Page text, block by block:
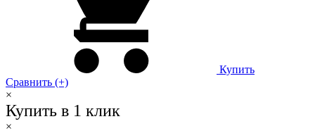
Купить
Сравнить (+)
×
Купить в 1 клик
×